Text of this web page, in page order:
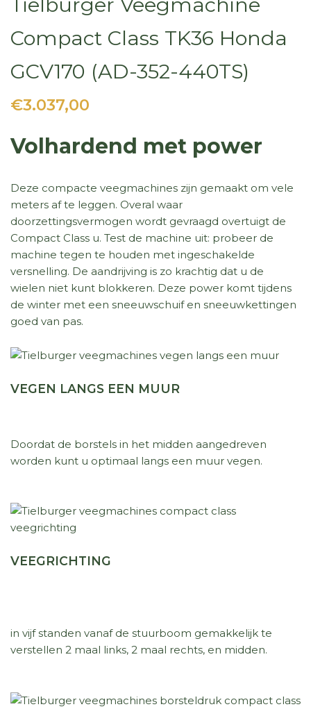
Compact Class TK36 Honda
GCV170 (AD-352-440TS)
€3.037,00
Volhardend met power
Deze compacte veegmachines zijn gemaakt om vele
meters af te leggen. Overal waar
doorzettingsvermogen wordt gevraagd overtuigt de
Compact Class u. Test de machine uit: probeer de
machine tegen te houden met ingeschakelde
versnelling. De aandrijving is zo krachtig dat u de
wielen niet kunt blokkeren. Deze power komt tijdens
de winter met een sneeuwschuif en sneeuwkettingen
goed van pas.
VEGEN LANGS EEN MUUR
Doordat de borstels in het midden aangedreven
worden kunt u optimaal langs een muur vegen.
VEEGRICHTING
in vijf standen vanaf de stuurboom gemakkelijk te
verstellen 2 maal links, 2 maal rechts, en midden.